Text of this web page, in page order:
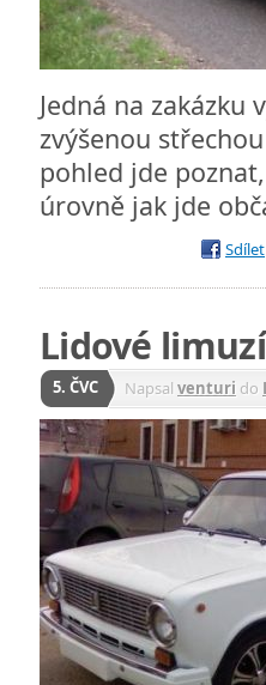
Jedná na
zvýšenou
pohled jde
úrovně jak jde
Sdílet
Lidové
5. ČVC Napsal venturi do